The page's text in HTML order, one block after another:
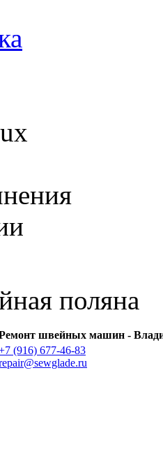
поляна
швейных машин -
(916) 677-46-83